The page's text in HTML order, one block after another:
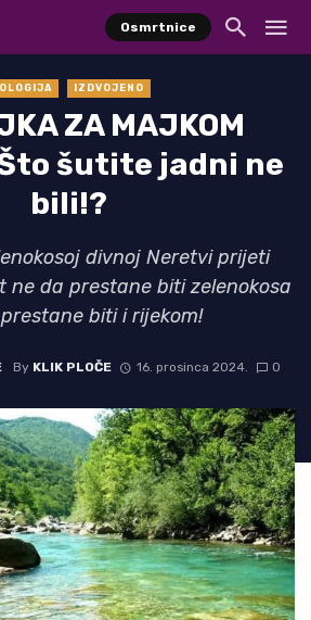
Osmrtnice
IZDVOJENO
ZA MAJKOM
Što šutite jadni ne
bili!?
divnoj Neretvi prijeti
ne da prestane biti zelenokosa
biti i rijekom!
By KLIK PLOČE 16. prosinca 2024. 0